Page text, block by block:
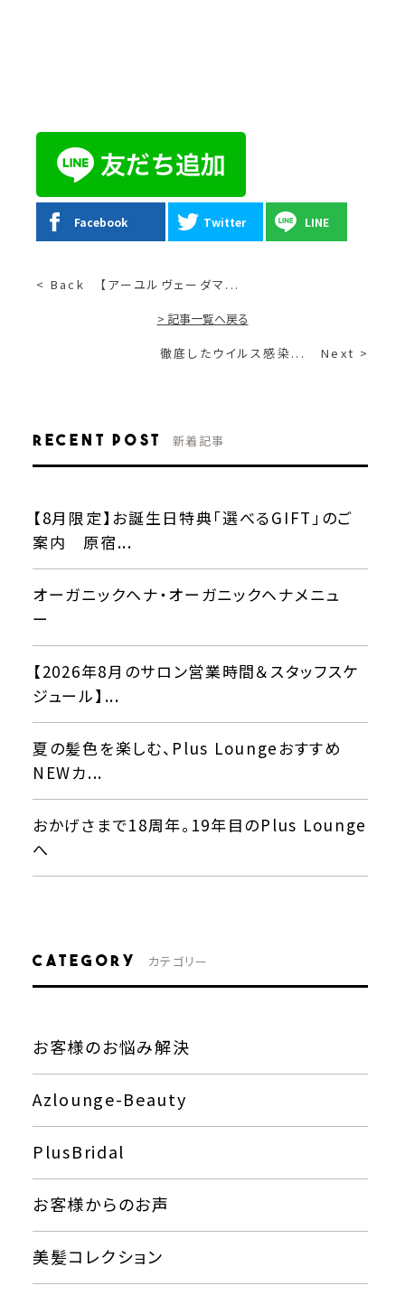
Facebook Twitter LINE
< Back
【アーユルヴェーダマ...
> 記事一覧へ戻る
Next >
徹底したウイルス感染...
Recent Post 新着記事
【8月限定】お誕生日特典「選べるGIFT」のご
案内 原宿...
オーガニックヘナ・オーガニックヘナメニュ
ー
【2026年8月のサロン営業時間＆スタッフスケ
ジュール】...
夏の髪色を楽しむ、Plus Loungeおすすめ
NEWカ...
おかげさまで18周年。19年目のPlus Lounge
へ
CATEGORY カテゴリー
お客様のお悩み解決
Azlounge-Beauty
PlusBridal
お客様からのお声
美髪コレクション